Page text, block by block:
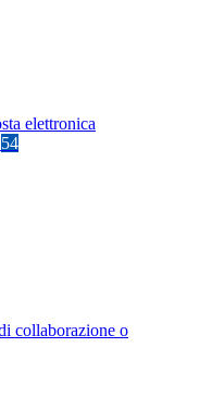
elettronica
54
collaborazione o